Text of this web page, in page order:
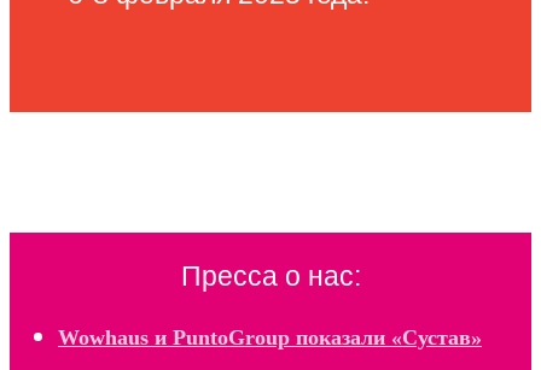
Пресса о нас:
Wowhaus и PuntoGroup показали «Сустав»